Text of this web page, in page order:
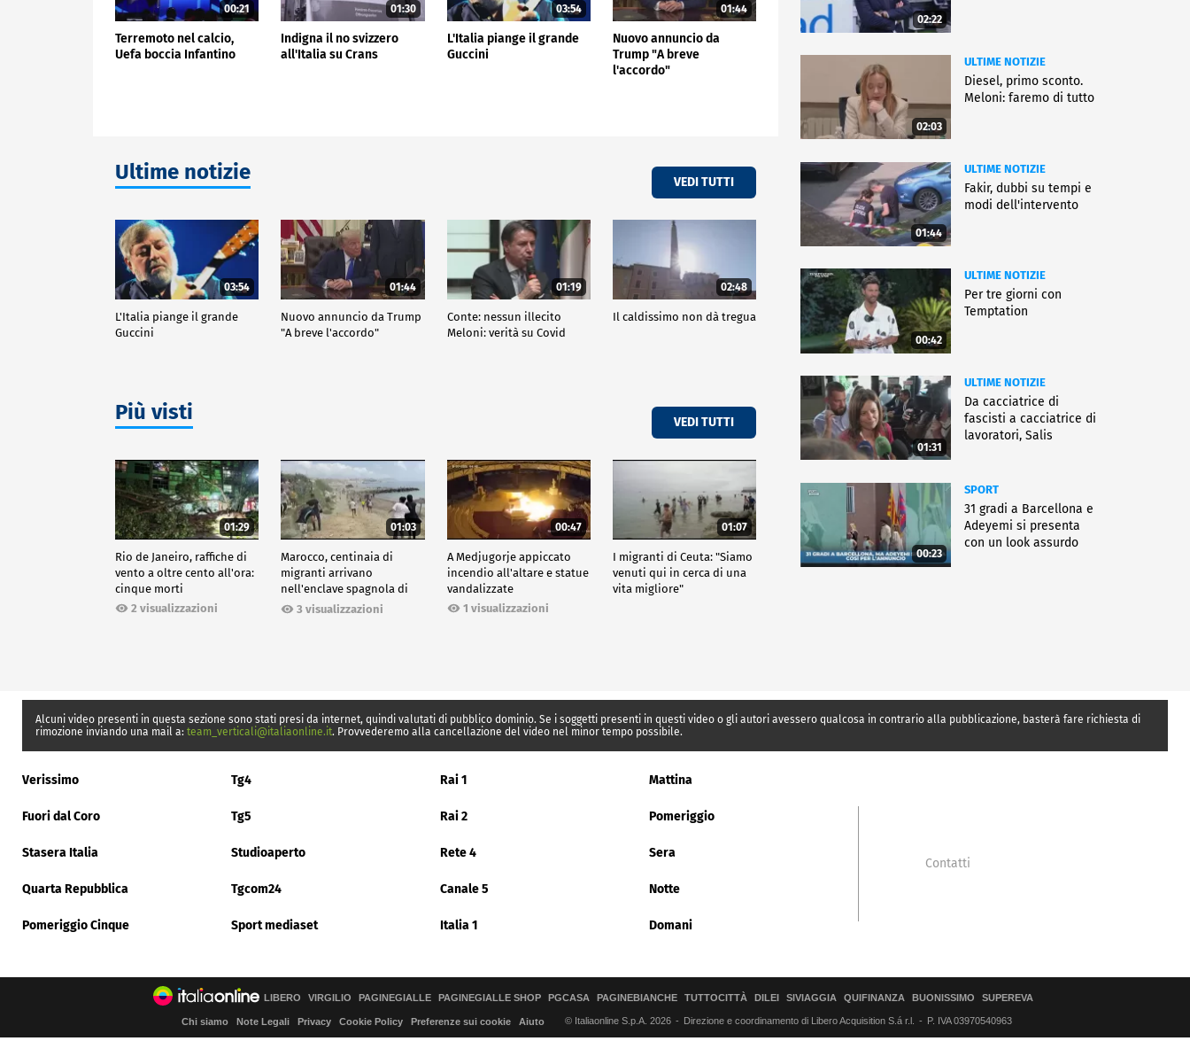
00:21
Terremoto nel calcio,
Uefa boccia Infantino
01:30
Indigna il no svizzero
all'Italia su Crans
03:54
L'Italia piange il grande
Guccini
01:44
Nuovo annuncio da
Trump "A breve
l'accordo"
Ultime notizie VEDI TUTTI
03:54
L'Italia piange il grande
Guccini
01:44
Nuovo annuncio da Trump
"A breve l'accordo"
01:19
Conte: nessun illecito
Meloni: verità su Covid
02:48
Il caldissimo non dà tregua
Più visti VEDI TUTTI
01:29
Rio de Janeiro, raffiche di
vento a oltre cento all'ora:
cinque morti
2 visualizzazioni
01:03
Marocco, centinaia di
migranti arrivano
nell'enclave spagnola di
Ceuta3 visualizzazioni
00:47
A Medjugorje appiccato
incendio all'altare e statue
vandalizzate
1 visualizzazioni
01:07
I migranti di Ceuta: "Siamo
venuti qui in cerca di una
vita migliore"
02:22
02:03
ULTIME NOTIZIE
Diesel, primo sconto.
Meloni: faremo di tutto
01:44
ULTIME NOTIZIE
Fakir, dubbi su tempi e
modi dell'intervento
00:42
ULTIME NOTIZIE
Per tre giorni con
Temptation
01:31
ULTIME NOTIZIE
Da cacciatrice di
fascisti a cacciatrice di
lavoratori, Salis
00:23
SPORT
31 gradi a Barcellona e
Adeyemi si presenta
con un look assurdo
Alcuni video presenti in questa sezione sono stati presi da internet, quindi valutati di pubblico dominio. Se i soggetti presenti in questi video o gli autori avessero qualcosa in contrario alla pubblicazione, basterà fare richiesta di
rimozione inviando una mail a: team_verticali@italiaonline.it. Provvederemo alla cancellazione del video nel minor tempo possibile.
Verissimo Tg4 Rai 1 Mattina
Fuori dal Coro Tg5 Rai 2 Pomeriggio
Stasera Italia Studioaperto Rete 4 Sera
Quarta Repubblica Tgcom24 Canale 5 Notte
Pomeriggio Cinque Sport mediaset Italia 1 Domani
Contatti
LIBERO VIRGILIO PAGINEGIALLE PAGINEGIALLE SHOP PGCASA PAGINEBIANCHE TUTTOCITTÀ DILEI SIVIAGGIA QUIFINANZA BUONISSIMO SUPEREVA
Chi siamo Note Legali Privacy Cookie Policy Preferenze sui cookie Aiuto © Italiaonline S.p.A. 2026 Direzione e coordinamento di Libero Acquisition S.á r.l. P. IVA 03970540963